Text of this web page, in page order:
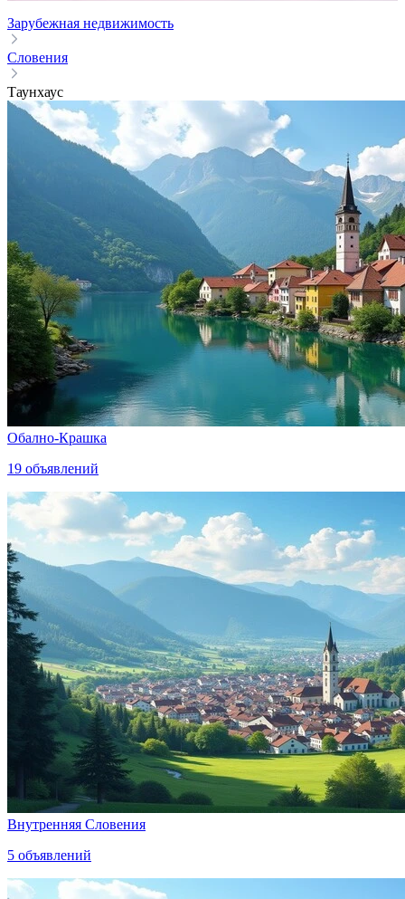
Зарубежная недвижимость
Словения
Таунхаус
Обално-Крашка
19 объявлений
Внутренняя Словения
5 объявлений